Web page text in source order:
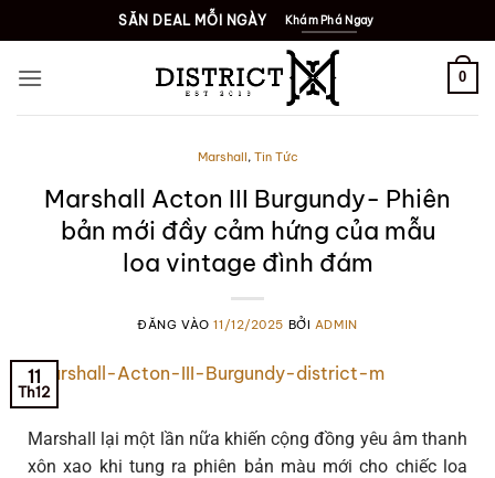
SĂN DEAL MỖI NGÀY Khám Phá Ngay
0
Marshall, Tin Tức
Marshall Acton III Burgundy- Phiên
bản mới đầy cảm hứng của mẫu
loa vintage đình đám
ĐĂNG VÀO11/12/2025 BỞI ADMIN
11
Th12
Marshall lại một lần nữa khiến cộng đồng yêu âm thanh
xôn xao khi tung ra phiên bản màu mới cho chiếc loa